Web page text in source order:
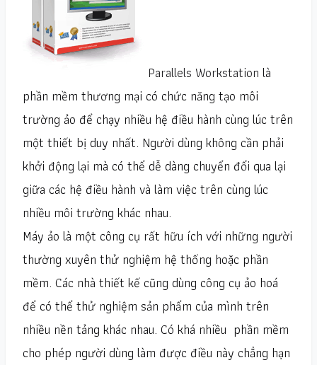
Parallels Workstation là
phần mềm thương mại có chức năng tạo môi
trường ảo để chạy nhiều hệ điều hành cùng lúc trên
một thiết bị duy nhất. Người dùng không cần phải
khởi động lại mà có thể dễ dàng chuyển đổi qua lại
giữa các hệ điều hành và làm việc trên cùng lúc
nhiều môi trường khác nhau.
Máy ảo là một công cụ rất hữu ích với những người
thường xuyên thử nghiệm hệ thống hoặc phần
mềm. Các nhà thiết kế cũng dùng công cụ ảo hoá
để có thể thử nghiệm sản phẩm của mình trên
nhiều nền tảng khác nhau. Có khá nhiều phần mềm
cho phép người dùng làm được điều này chẳng hạn